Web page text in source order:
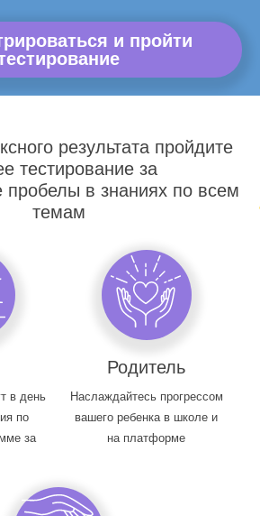
и пройти
результата пройдите
тестирование за
пробелы в знаниях по всем
темам
в день
по
за
Родитель
Наслаждайтесь прогрессом
вашего ребенка в школе и
на платформе